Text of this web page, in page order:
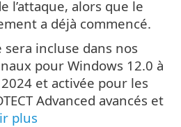
l’attaque, alors que le
a déjà commencé.
incluse dans nos
pour Windows 12.0 à
et activée pour les
Advanced avancés et
plus